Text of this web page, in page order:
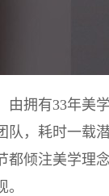
由拥有33年美
，耗时一载
都倾注美学理